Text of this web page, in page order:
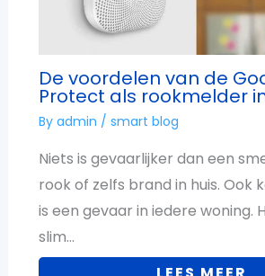
De voordelen van de
Protect als rookmelder
By admin / smart blog
Niets is gevaarlijker dan een
rook of zelfs brand in huis. Ook
is een gevaar in iedere woning.
slim…